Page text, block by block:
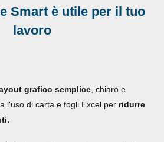
Smart è utile per il tuo
lavoro
grafico semplice, chiaro e
l'uso di carta e fogli Excel per ridurre